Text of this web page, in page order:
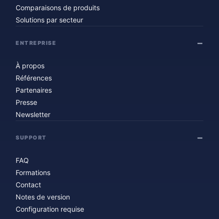
Comparaisons de produits
Solutions par secteur
ENTREPRISE
À propos
Références
Partenaires
Presse
Newsletter
SUPPORT
FAQ
Formations
Contact
Notes de version
Configuration requise